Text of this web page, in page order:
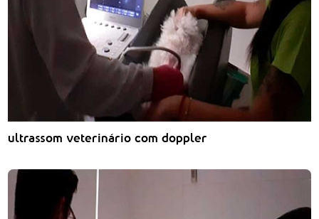
ultrassom veterinário com doppler